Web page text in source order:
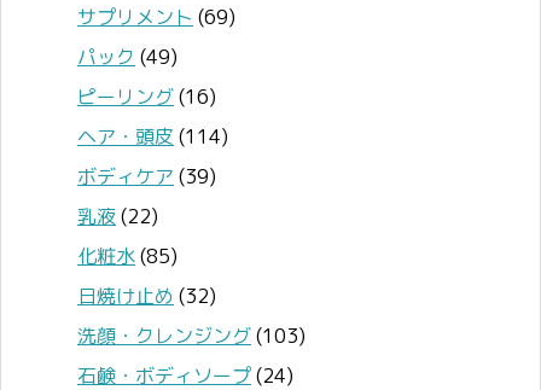
サプリメント (69)
パック (49)
ピーリング(16)
ヘア・頭皮 (114)
ボディケア (39)
乳液(22)
化粧水(85)
日焼け止め (32)
洗顔・クレンジング(103)
石鹸・ボディソープ(24)